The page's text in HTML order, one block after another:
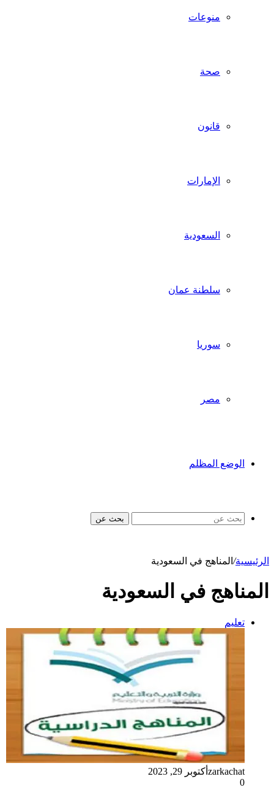
منوعات
صحة
قانون
الإمارات
السعودية
سلطنة عمان
سوريا
مصر
الوضع المظلم
بحث عن
الرئيسية/ المناهج في السعودية
المناهج في السعودية
تعليم
zarkachat أكتوبر 29, 2023
0